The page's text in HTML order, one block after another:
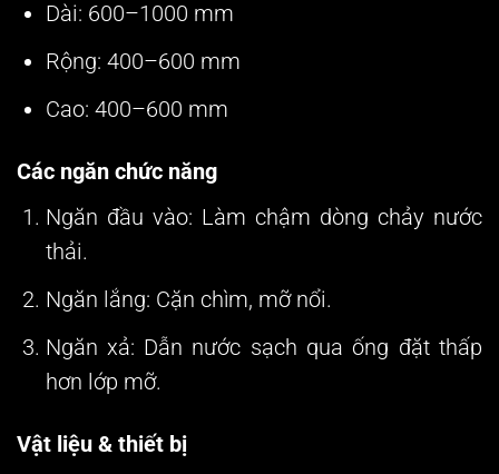
Dài: 600–1000 mm
Rộng: 400–600 mm
Cao: 400–600 mm
Các ngăn chức năng
Ngăn đầu vào: Làm chậm dòng chảy nước
thải.
Ngăn lắng: Cặn chìm, mỡ nổi.
Ngăn xả: Dẫn nước sạch qua ống đặt thấp
hơn lớp mỡ.
Vật liệu & thiết bị